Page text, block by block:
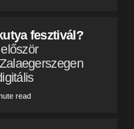
fesztivál?
read